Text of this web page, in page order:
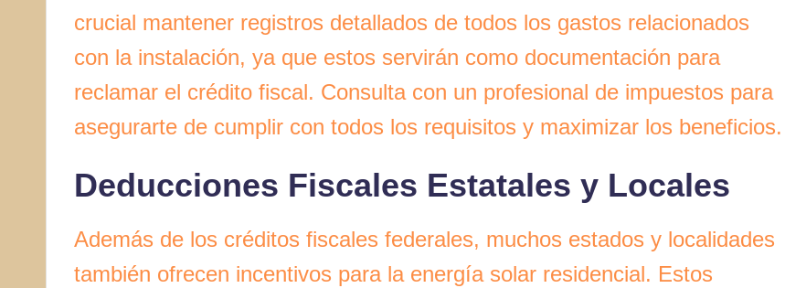
crucial mantener registros detallados de todos los gastos relacionados
con la instalación, ya que estos servirán como documentación para
reclamar el crédito fiscal. Consulta con un profesional de impuestos para
asegurarte de cumplir con todos los requisitos y maximizar los beneficios.
Deducciones Fiscales Estatales y Locales
Además de los créditos fiscales federales, muchos estados y localidades
también ofrecen incentivos para la energía solar residencial. Estos